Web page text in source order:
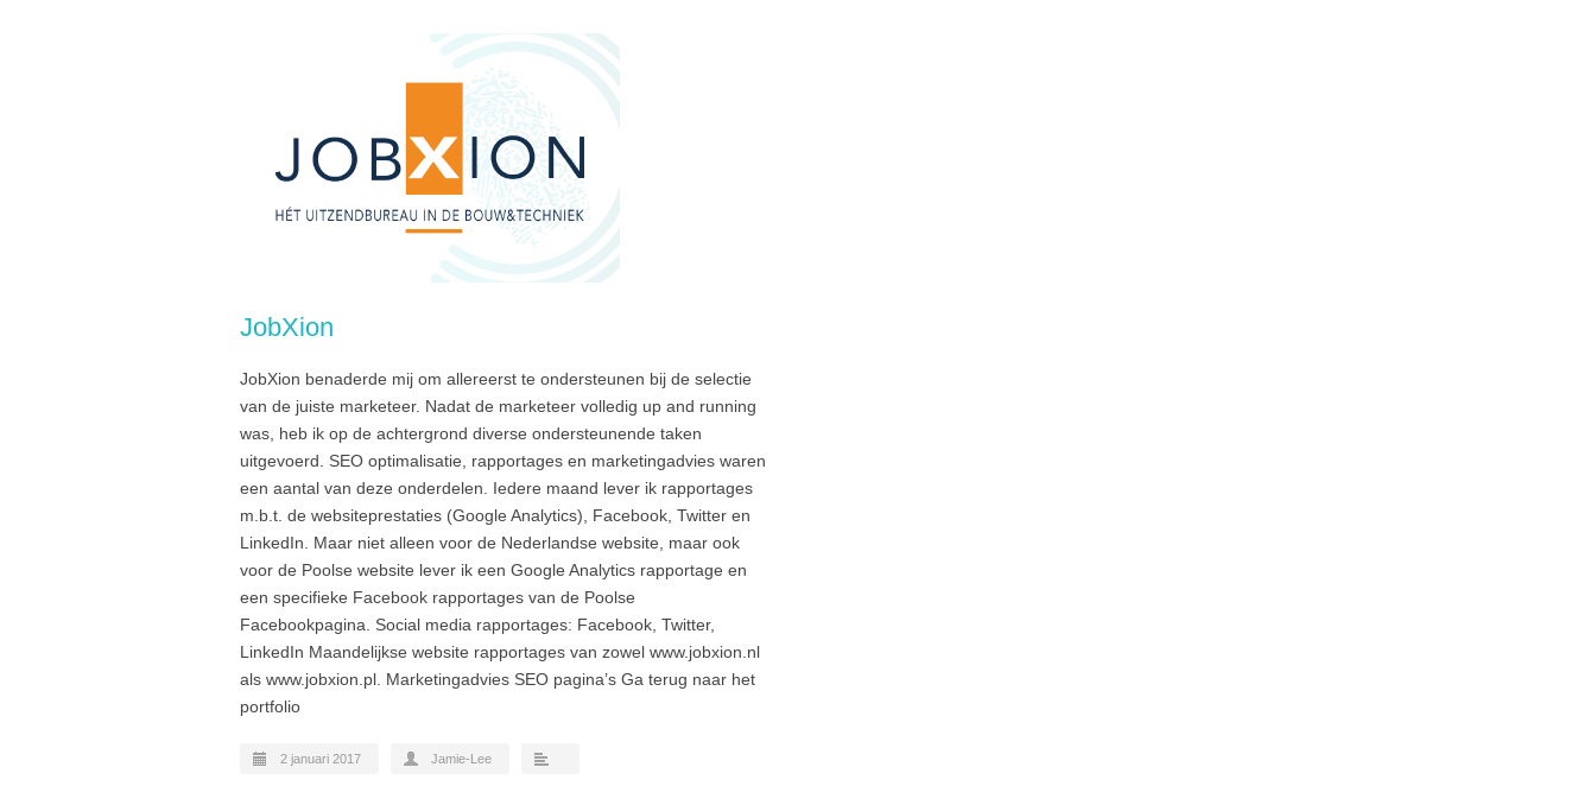
JobXion
JobXion benaderde mij om allereerst te ondersteunen bij de selectie
van de juiste marketeer. Nadat de marketeer volledig up and running
was, heb ik op de achtergrond diverse ondersteunende taken
uitgevoerd. SEO optimalisatie, rapportages en marketingadvies waren
een aantal van deze onderdelen. Iedere maand lever ik rapportages
m.b.t. de websiteprestaties (Google Analytics), Facebook, Twitter en
LinkedIn. Maar niet alleen voor de Nederlandse website, maar ook
voor de Poolse website lever ik een Google Analytics rapportage en
een specifieke Facebook rapportages van de Poolse
Facebookpagina. Social media rapportages: Facebook, Twitter,
LinkedIn Maandelijkse website rapportages van zowel www.jobxion.nl
als www.jobxion.pl. Marketingadvies SEO pagina’s Ga terug naar het
portfolio
2 januari 2017 Jamie-Lee